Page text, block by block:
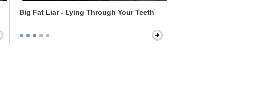
Big Fat Liar - Lying Through Your Teeth